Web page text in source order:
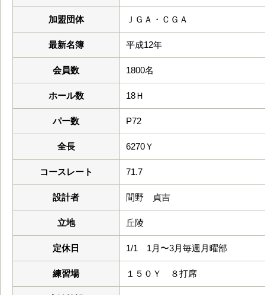
加盟団体 ＪＧＡ・ＣＧＡ
最新名簿 平成12年
会員数 1800名
ホール数 18Ｈ
パー数 P72
全長 6270Ｙ
コースレート 71.7
設計者 間野 貞吉
立地 丘陵
定休日 1/1 1月〜3月毎週月曜部
練習場 １５０Ｙ ８打席